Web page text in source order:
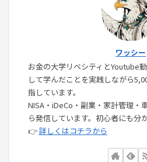
ワッシー
お金の大学リベシティとYoutube
して学んだことを実践しながら
指しています。
NISA・iDeCo・副業・家計管理・
ら発信しています。初心者にも分
👉詳しくはコチラから